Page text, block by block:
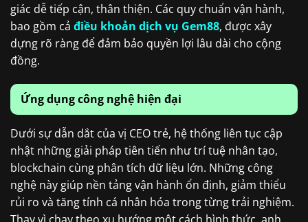
giác dễ tiếp cận, thân thiện. Các quy chuẩn vận hành,
bao gồm cả điều khoản dịch vụ Gem88, được xây
dựng rõ ràng để đảm bảo quyền lợi lâu dài cho cộng
đồng.
Ứng dụng công nghệ hiện đại
Dưới sự dẫn dắt của vị CEO trẻ, hệ thống liên tục cập
nhật những giải pháp tiên tiến như trí tuệ nhân tạo,
blockchain cùng phân tích dữ liệu lớn. Những công
nghệ này giúp nền tảng vận hành ổn định, giảm thiểu
rủi ro và tăng tính cá nhân hóa trong từng trải nghiệm.
Thay vì chạy theo xu hướng một cách hình thức, anh